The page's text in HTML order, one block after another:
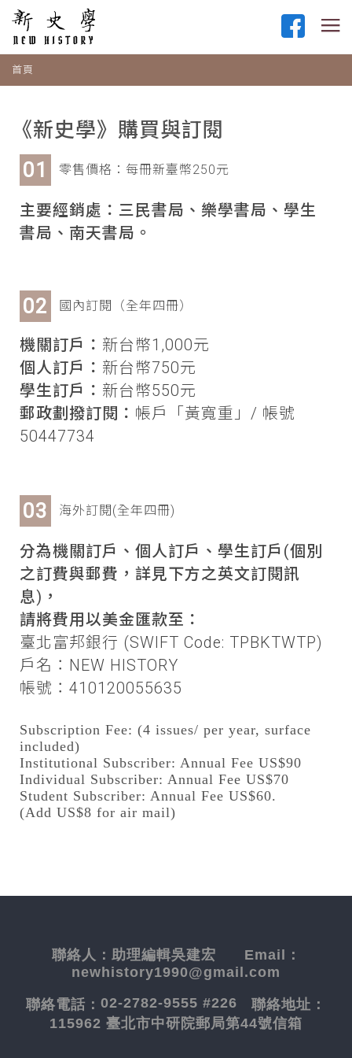
首頁
《新史學》購買與訂閱
零售價格：每冊新臺幣250元
主要經銷處：三民書局、樂學書局、學生
書局、南天書局。
國內訂閱（全年四冊）
機關訂戶： 新台幣1,000元
個人訂戶： 新台幣750元
學生訂戶： 新台幣550元
郵政劃撥訂閱： 帳戶「黃寬重」/ 帳號
50447734
海外訂閱(全年四冊)
分為機關訂戶、個人訂戶、學生訂戶(個別
之訂費與郵費，詳見下方之英文訂閱訊
息)，
請將費用以美金匯款至：
臺北富邦銀行 (SWIFT Code: TPBKTWTP)
戶名：NEW HISTORY
帳號：410120055635
Subscription Fee: (4 issues/ per year, surface
included)
Institutional Subscriber: Annual Fee US$90
Individual Subscriber: Annual Fee US$70
Student Subscriber: Annual Fee US$60.
(Add US$8 for air mail)
聯絡人： 助理編輯吳建宏 Email：
newhistory1990@gmail.com
聯絡電話： 02-2782-9555 #226 聯絡地址：
115962 臺北市中研院郵局第44號信箱